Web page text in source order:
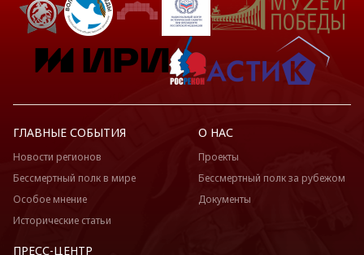
ГЛАВНЫЕ СОБЫТИЯ
Новости регионов
Бессмертный полк в мире
Особое мнение
Исторические статьи
О НАС
Проекты
Бессмертный полк за рубежом
Документы
ПРЕСС-ЦЕНТР